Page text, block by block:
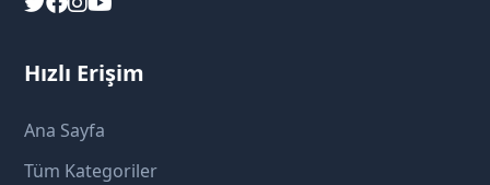
Hızlı Erişim
Ana Sayfa
Tüm Kategoriler